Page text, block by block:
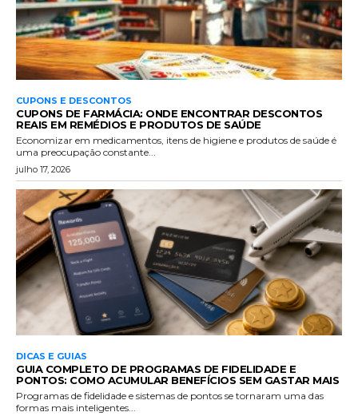
CUPONS E DESCONTOS
CUPONS DE FARMÁCIA: ONDE ENCONTRAR DESCONTOS
REAIS EM REMÉDIOS E PRODUTOS DE SAÚDE
Economizar em medicamentos, itens de higiene e produtos de saúde é
uma preocupação constante...
julho 17, 2026
DICAS E GUIAS
GUIA COMPLETO DE PROGRAMAS DE FIDELIDADE E
PONTOS: COMO ACUMULAR BENEFÍCIOS SEM GASTAR MAIS
Programas de fidelidade e sistemas de pontos se tornaram uma das
formas mais inteligentes...